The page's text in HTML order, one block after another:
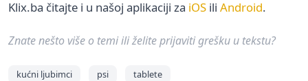
Klix.ba čitajte i u našoj aplikaciji za iOS ili Android.
Znate nešto više o temi ili želite prijaviti grešku u tekstu?
kućni ljubimci psi tablete